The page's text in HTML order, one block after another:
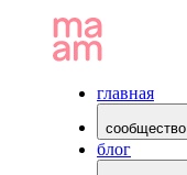
главная
сообщество
блог